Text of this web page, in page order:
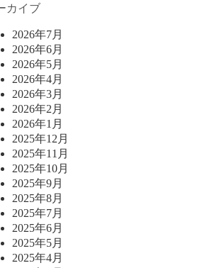
カイブ
2026年7月
2026年6月
2026年5月
2026年4月
2026年3月
2026年2月
2026年1月
2025年12月
2025年11月
2025年10月
2025年9月
2025年8月
2025年7月
2025年6月
2025年5月
2025年4月